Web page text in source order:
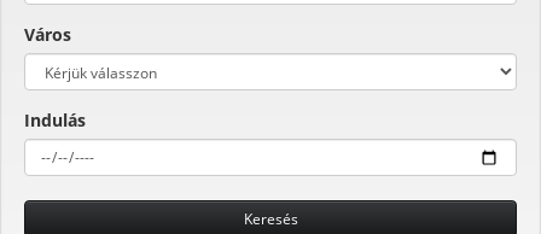
Város
Indulás
Keresés